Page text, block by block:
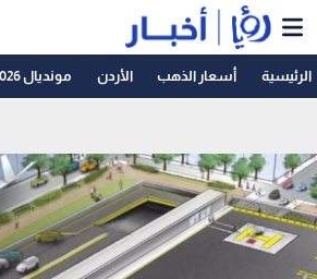
الرئيسية أسعار الذهب الأردن مونديال 2026